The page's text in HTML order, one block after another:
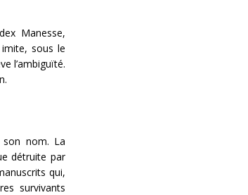
Manesse,
sous le
l’ambiguïté.
son nom. La
détruite par
qui,
survivants